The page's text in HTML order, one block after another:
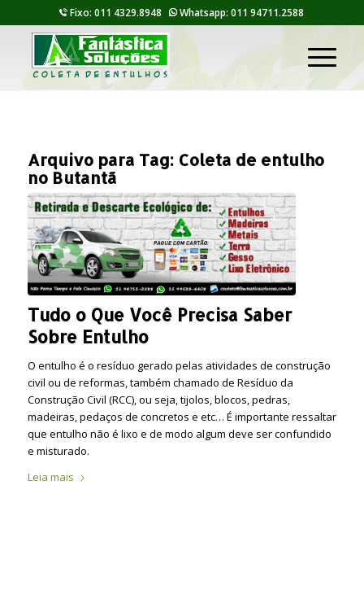
Fixo: 011 4329.8948 Whatsapp: 011 94711.2588
Arquivo para Tag: Coleta de entulho
no Butantã
Tudo o Que Você Precisa Saber
Sobre Entulho
O entulho é o resíduo gerado pelas atividades de construção
civil ou de reformas, também chamado de Resíduo da
Construção Civil (RCC), ou seja, tijolos, blocos, pedras,
madeiras, pedaços de concretos e etc… É importante ressaltar
que entulho não é lixo e de modo algum deve ser confundido
e misturado.
Leia mais